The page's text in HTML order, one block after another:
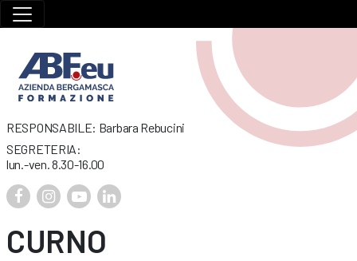
RESPONSABILE: Barbara Rebucini
SEGRETERIA:
lun.-ven. 8.30-16.00
CURNO